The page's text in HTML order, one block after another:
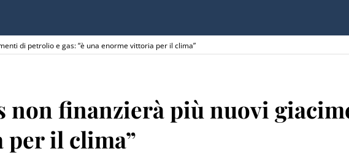
di petrolio e gas: “è una enorme vittoria per il clima”
non finanzierà più nuovi
per il clima”